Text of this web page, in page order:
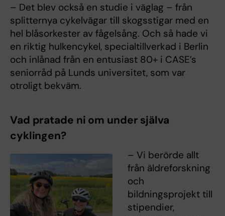
– Det blev också en studie i väglag – från
splitternya cykelvägar till skogsstigar med en
hel blåsorkester av fågelsång. Och så hade vi
en riktig hulkencykel, specialtillverkad i Berlin
och inlånad från en entusiast 80+ i CASE’s
seniorråd på Lunds universitet, som var
otroligt bekväm.
Vad pratade ni om under själva
cyklingen?
– Vi berörde allt
från äldreforskning
och
bildningsprojekt till
stipendier,